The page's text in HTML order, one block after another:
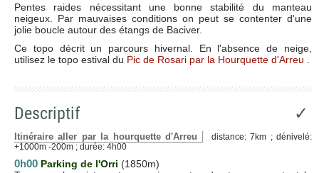
Pentes raides nécessitant une bonne stabilité du manteau
neigeux. Par mauvaises conditions on peut se contenter d'une
jolie boucle autour des étangs de Baciver.
Ce topo décrit un parcours hivernal. En l'absence de neige,
utilisez le topo estival du Pic de Rosari par la Hourquette d'Arreu
Descriptif ✓
Itinéraire aller par la hourquette d'Arreu
distance: 7km ; dénivelé:
+1000m -200m ; durée: 4h00
0h00 Parking de l'Orri (1850m)